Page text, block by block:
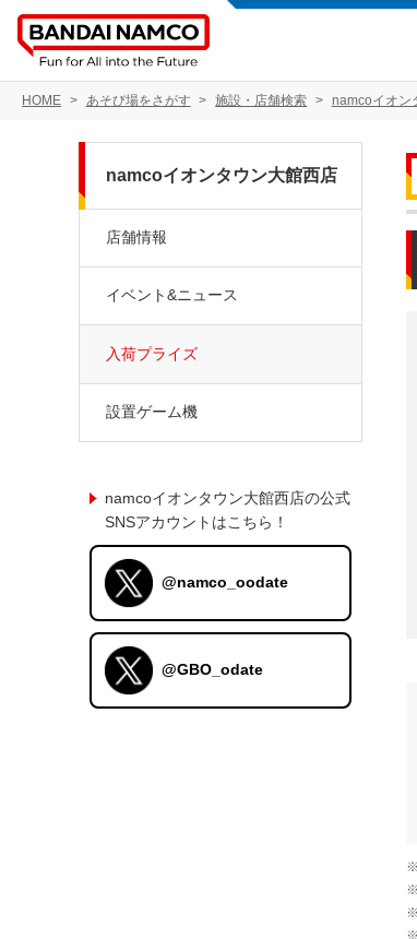
HOME あそび場をさがす 施設・店舗検索 namcoイオン
namcoイオンタウン大館西店
店舗情報
イベント&ニュース
入荷プライズ
設置ゲーム機
namcoイオンタウン大館西店の公式
SNSアカウントはこちら！
@namco_oodate
@GBO_odate